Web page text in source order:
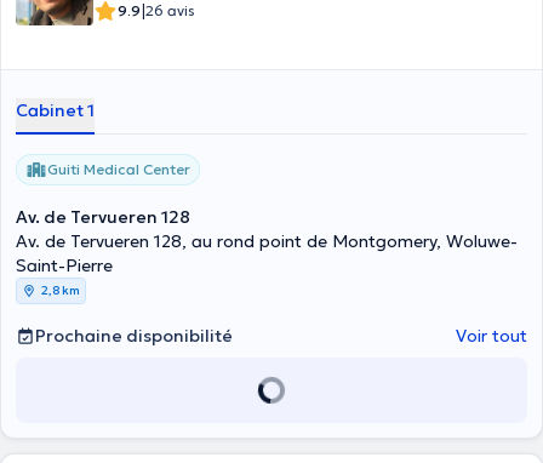
9.9|26 avis
Cabinet 1
Guiti Medical Center
Av. de Tervueren 128
Av. de Tervueren 128, au rond point de Montgomery, Woluwe-
Saint-Pierre
2,8 km
Prochaine disponibilité Voir tout